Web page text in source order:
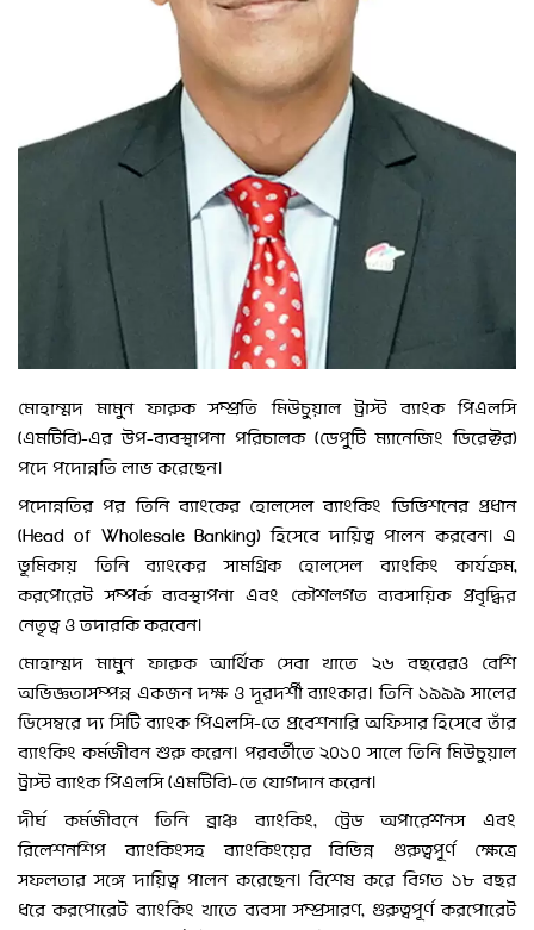
মোহাম্মদ মামুন ফারুক সম্প্রতি মিউচুয়াল ট্রাস্ট ব্যাংক পিএলসি
(এমটিবি)-এর উপ-ব্যবস্থাপনা পরিচালক (ডেপুটি ম্যানেজিং ডিরেক্টর)
পদে পদোন্নতি লাভ করেছেন।
পদোন্নতির পর তিনি ব্যাংকের হোলসেল ব্যাংকিং ডিভিশনের প্রধান
(Head of Wholesale Banking) হিসেবে দায়িত্ব পালন করবেন। এ
ভূমিকায় তিনি ব্যাংকের সামগ্রিক হোলসেল ব্যাংকিং কার্যক্রম,
করপোরেট সম্পর্ক ব্যবস্থাপনা এবং কৌশলগত ব্যবসায়িক প্রবৃদ্ধির
নেতৃত্ব ও তদারকি করবেন।
মোহাম্মদ মামুন ফারুক আর্থিক সেবা খাতে ২৬ বছরেরও বেশি
অভিজ্ঞতাসম্পন্ন একজন দক্ষ ও দূরদর্শী ব্যাংকার। তিনি ১৯৯৯ সালের
ডিসেম্বরে দ্য সিটি ব্যাংক পিএলসি-তে প্রবেশনারি অফিসার হিসেবে তাঁর
ব্যাংকিং কর্মজীবন শুরু করেন। পরবর্তীতে ২০১০ সালে তিনি মিউচুয়াল
ট্রাস্ট ব্যাংক পিএলসি (এমটিবি)-তে যোগদান করেন।
দীর্ঘ কর্মজীবনে তিনি ব্রাঞ্চ ব্যাংকিং, ট্রেড অপারেশনস এবং
রিলেশনশিপ ব্যাংকিংসহ ব্যাংকিংয়ের বিভিন্ন গুরুত্বপূর্ণ ক্ষেত্রে
সফলতার সঙ্গে দায়িত্ব পালন করেছেন। বিশেষ করে বিগত ১৮ বছর
ধরে করপোরেট ব্যাংকিং খাতে ব্যবসা সম্প্রসারণ, গুরুত্বপূর্ণ করপোরেট